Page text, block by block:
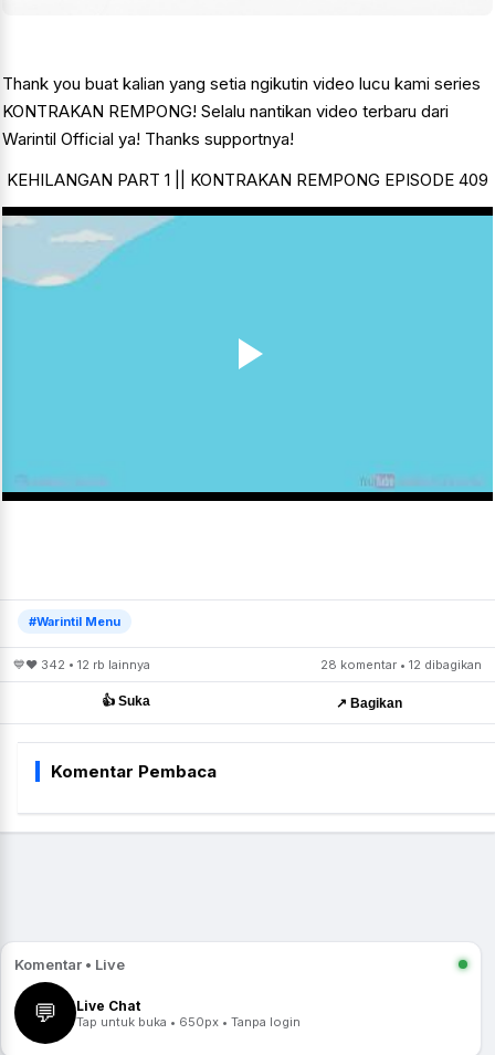
Thank you buat kalian yang setia ngikutin video lucu kami series
KONTRAKAN REMPONG! Selalu nantikan video terbaru dari
Warintil Official ya! Thanks supportnya!
KEHILANGAN PART 1 || KONTRAKAN REMPONG EPISODE 409
#Warintil Menu
💙❤️ 342 • 12 rb lainnya 28 komentar • 12 dibagikan
👍 Suka ↗️ Bagikan
Komentar Pembaca
Komentar • Live
💬 Live Chat
Tap untuk buka • 650px • Tanpa login